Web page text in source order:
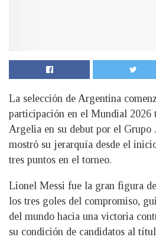
La selección de Argentina
participación en el Mundial 2026
Argelia en su debut por el Grupo
mostró su jerarquía desde el
tres puntos en el torneo.
Lionel Messi fue la gran figura
los tres goles del compromiso,
del mundo hacia una victoria
su condición de candidatos al